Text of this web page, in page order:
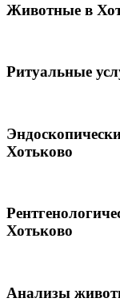
Животные в
Ритуальные
Хотьково
Хотьково
Анализы